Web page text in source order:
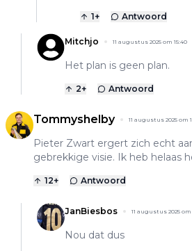
1+ Antwoord
Mitchjo 11 augustus 2025 om 15:40
Het plan is geen plan.
2+ Antwoord
Tommyshelby 11 augustus 2025 om
Pieter Zwart ergert zich echt
gebrekkige visie. Ik heb helaas
12+ Antwoord
JanBiesbos 11 augustus 2025 om
Nou dat dus